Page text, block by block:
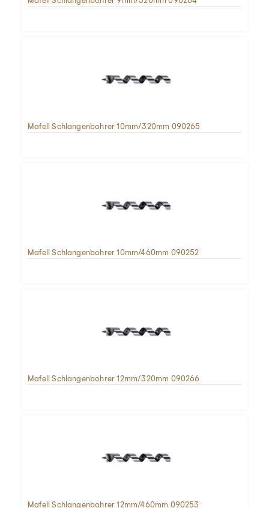
Mafell Schlangenbohrer 10mm/320mm 090265
Mafell Schlangenbohrer 10mm/460mm 090252
Mafell Schlangenbohrer 12mm/320mm 090266
Mafell Schlangenbohrer 12mm/460mm 090253